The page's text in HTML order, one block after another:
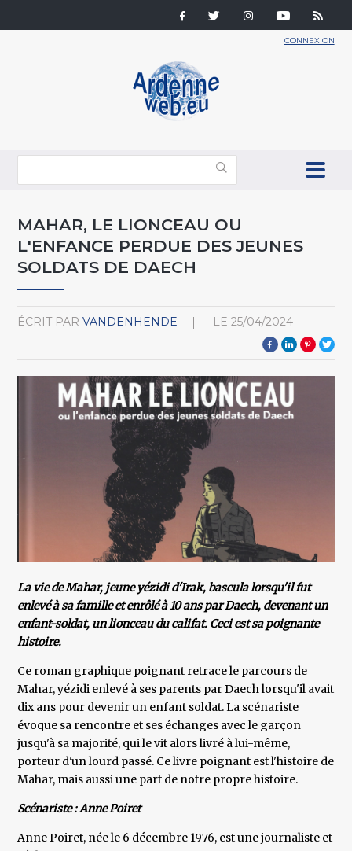
CONNEXION
MAHAR, LE LIONCEAU OU
L'ENFANCE PERDUE DES JEUNES
SOLDATS DE DAECH
ÉCRIT PAR VANDENHENDE LE 25/04/2024
La vie de Mahar, jeune yézidi d'Irak, bascula lorsqu'il fut
enlevé à sa famille et enrôlé à 10 ans par Daech, devenant un
enfant-soldat, un lionceau du califat. Ceci est sa poignante
histoire.
Ce roman graphique poignant retrace le parcours de
Mahar, yézidi enlevé à ses parents par Daech lorsqu'il avait
dix ans pour devenir un enfant soldat. La scénariste
évoque sa rencontre et ses échanges avec le garçon
jusqu'à sa majorité, qui le vit alors livré à lui-même,
porteur d'un lourd passé. Ce livre poignant est l'histoire de
Mahar, mais aussi une part de notre propre histoire.
Scénariste : Anne Poiret
Anne Poiret, née le 6 décembre 1976, est une journaliste et